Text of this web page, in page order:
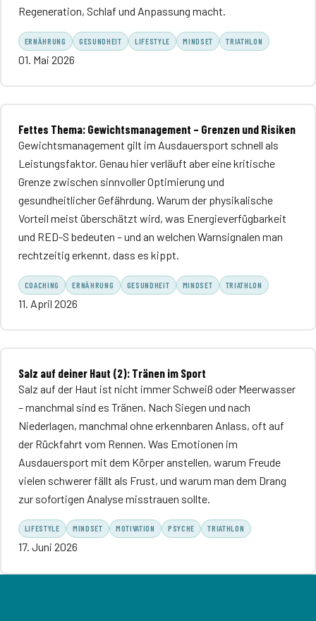
Regeneration, Schlaf und Anpassung macht.
ERNÄHRUNG GESUNDHEIT LIFESTYLE MINDSET TRIATHLON
01. Mai 2026
Fettes Thema: Gewichtsmanagement – Grenzen und Risiken
Gewichtsmanagement gilt im Ausdauersport schnell als
Leistungsfaktor. Genau hier verläuft aber eine kritische
Grenze zwischen sinnvoller Optimierung und
gesundheitlicher Gefährdung. Warum der physikalische
Vorteil meist überschätzt wird, was Energieverfügbarkeit
und RED-S bedeuten – und an welchen Warnsignalen man
rechtzeitig erkennt, dass es kippt.
COACHING ERNÄHRUNG GESUNDHEIT MINDSET TRIATHLON
11. April 2026
Salz auf deiner Haut (2): Tränen im Sport
Salz auf der Haut ist nicht immer Schweiß oder Meerwasser
– manchmal sind es Tränen. Nach Siegen und nach
Niederlagen, manchmal ohne erkennbaren Anlass, oft auf
der Rückfahrt vom Rennen. Was Emotionen im
Ausdauersport mit dem Körper anstellen, warum Freude
vielen schwerer fällt als Frust, und warum man dem Drang
zur sofortigen Analyse misstrauen sollte.
LIFESTYLE MINDSET MOTIVATION PSYCHE TRIATHLON
17. Juni 2026